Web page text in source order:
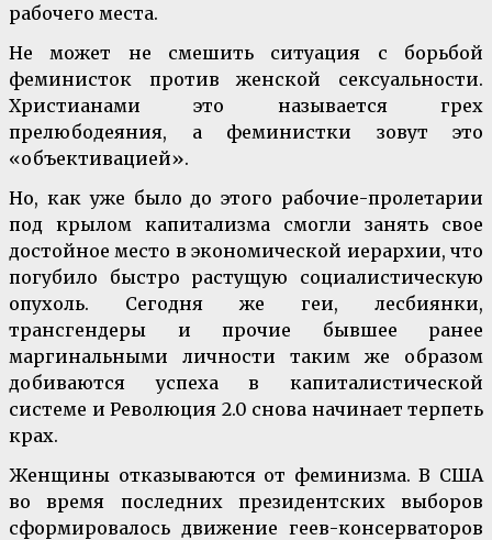
рабочего места.
Не может не смешить ситуация с борьбой
феминисток против женской сексуальности.
Христианами это называется грех
прелюбодеяния, а феминистки зовут это
«объективацией».
Но, как уже было до этого рабочие-пролетарии
под крылом капитализма смогли занять свое
достойное место в экономической иерархии, что
погубило быстро растущую социалистическую
опухоль. Сегодня же геи, лесбиянки,
трансгендеры и прочие бывшее ранее
маргинальными личности таким же образом
добиваются успеха в капиталистической
системе и Революция 2.0 снова начинает терпеть
крах.
Женщины отказываются от феминизма. В США
во время последних президентских выборов
сформировалось движение геев-консерваторов